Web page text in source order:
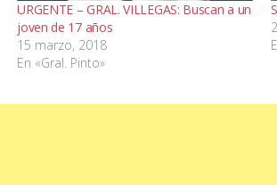
URGENTE – GRAL. VILLEGAS: Buscan a un
joven de 17 años
15 marzo, 2018
En «Gral. Pinto»